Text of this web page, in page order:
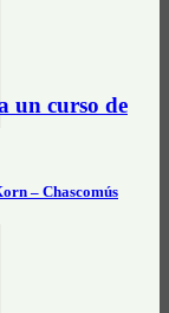
– Chascomús
un curso de